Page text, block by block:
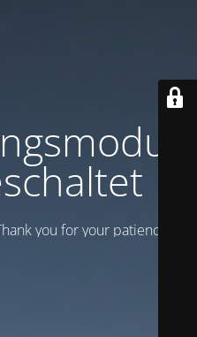
you for your patience!